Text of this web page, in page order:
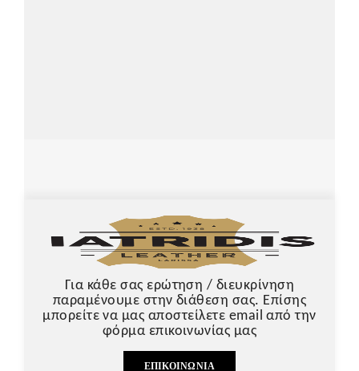
Για κάθε σας ερώτηση / διευκρίνηση
παραμένουμε στην διάθεση σας. Επίσης
μπορείτε να μας αποστείλετε email από την
φόρμα επικοινωνίας μας
ΕΠΙΚΟΙΝΩΝΊΑ